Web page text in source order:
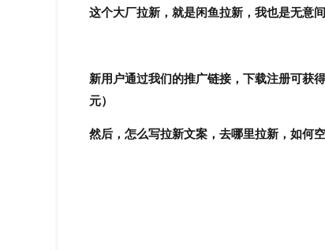
这个大厂拉新，就是闲鱼拉新，我也是无意
新用户通过我们的推广链接，下载注册可获
元）
然后，怎么写拉新文案，去哪里拉新，如何